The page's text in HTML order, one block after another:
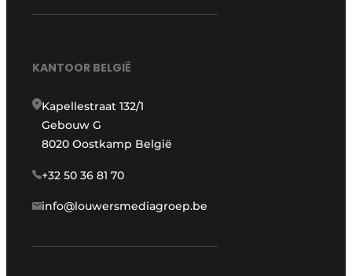
KANTOOR BELGIË
Kapellestraat 132/1
Gebouw G
8020 Oostkamp België
+32 50 36 81 70
info@louwersmediagroep.be